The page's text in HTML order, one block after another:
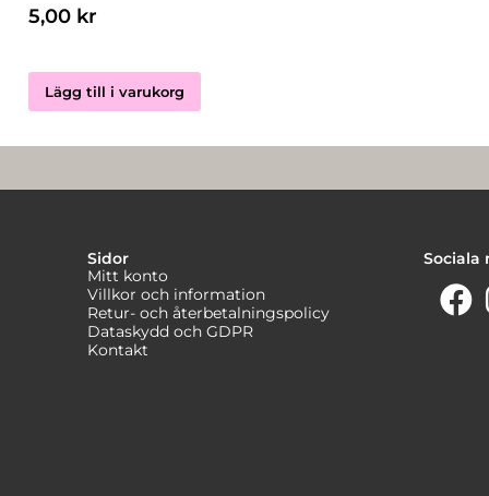
5,00 kr
Lägg till i varukorg
Sidor
Mitt konto
Villkor och information
Retur- och återbetalningspolicy
Dataskydd och GDPR
Kontakt
Sociala